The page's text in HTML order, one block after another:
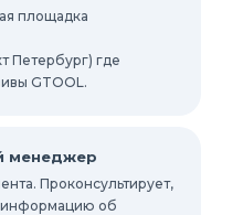
губки, бруски
круги
площадка
Петербург) где
GTOOL.
менеджер
Проконсультирует,
информацию об